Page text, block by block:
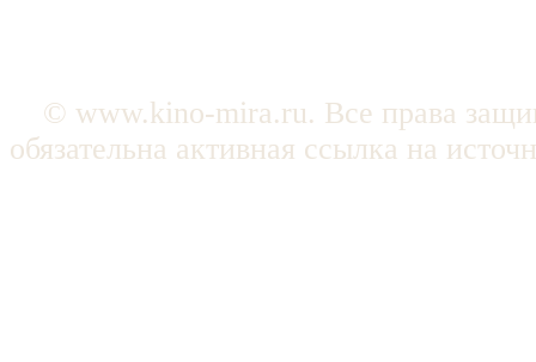
© www.kino-mira.ru. Все права
обязательна активная ссылка на